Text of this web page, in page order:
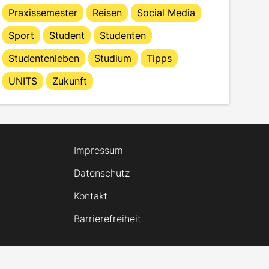
Praxissemester
Reisen
Social Media
Sport
Student
Studenten
Studentenleben
Studium
Tipps
UNITS
Zukunft
Impressum
Datenschutz
Kontakt
Barrierefreiheit